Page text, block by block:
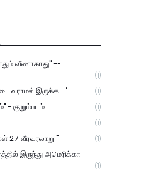
வீணாகாது" --
(1)
இருக்க ...' (1)
- குறும்படம் (1)
(1)
27 வீரவரலாறு " (1)
இருந்து அமெரிக்கா
(1)